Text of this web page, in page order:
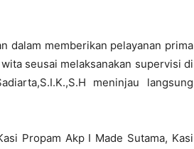
dalam memberikan pelayanan prima
seusai melaksanakan supervisi di
meninjau langsung
Propam Akp I Made Sutama, Kasi